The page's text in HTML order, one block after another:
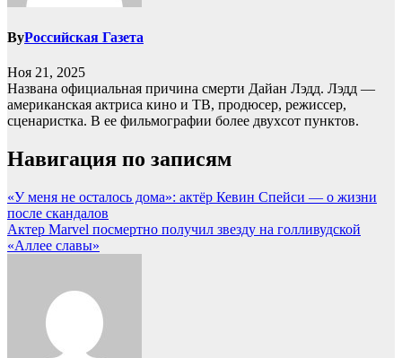
ByРоссийская Газета
Ноя 21, 2025
Названа официальная причина смерти Дайан Лэдд. Лэдд —
американская актриса кино и ТВ, продюсер, режиссер,
сценаристка. В ее фильмографии более двухсот пунктов.
Навигация по записям
«У меня не осталось дома»: актёр Кевин Спейси — о жизни
после скандалов
Актер Marvel посмертно получил звезду на голливудской
«Аллее славы»